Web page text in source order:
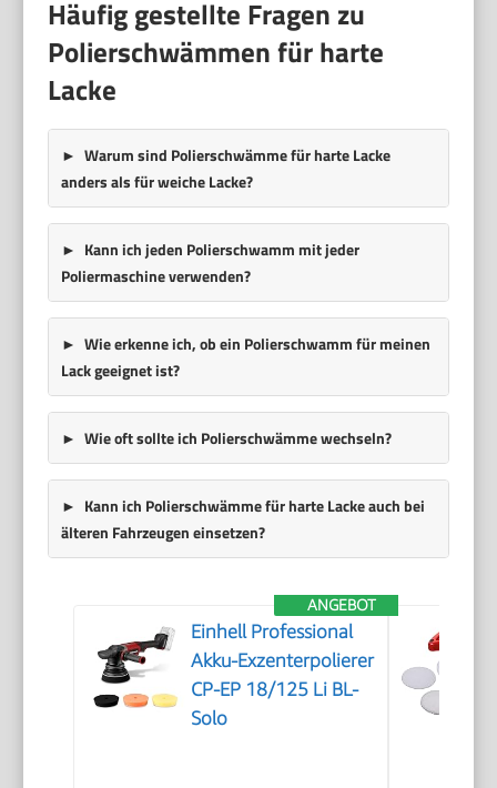
Häufig gestellte Fragen zu
Polierschwämmen für harte
Lacke
Warum sind Polierschwämme für harte Lacke
anders als für weiche Lacke?
Kann ich jeden Polierschwamm mit jeder
Poliermaschine verwenden?
Wie erkenne ich, ob ein Polierschwamm für meinen
Lack geeignet ist?
Wie oft sollte ich Polierschwämme wechseln?
Kann ich Polierschwämme für harte Lacke auch bei
älteren Fahrzeugen einsetzen?
ANGEBOT
Einhell Professional
Akku-Exzenterpolierer
CP-EP 18/125 Li BL-
Solo